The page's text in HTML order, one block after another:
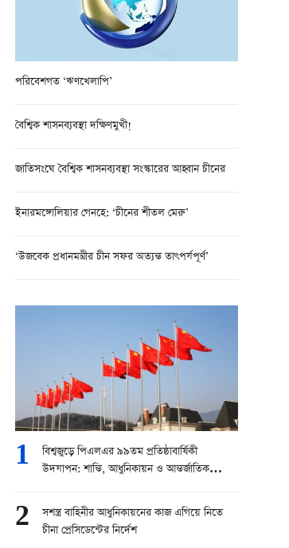
পরিবেশগত ‘ঋণখেলাপি’
বৈশ্বিক শাসনব্যবস্থা দক্ষিণমুখী!
জাতিসংঘে বৈশ্বিক শাসনব্যবস্থা সংস্কারের আহ্বান চীনের
ইনারমঙ্গোলিয়ার গেনহে: ‘চীনের শীতল মেরু’
‘উজবেক প্রধানমন্ত্রীর চীন সফর অত্যন্ত তাৎপর্যপূর্ণ’
1
বিশ্বজুড়ে পিএলএর ৯৯তম প্রতিষ্ঠাবার্ষিকী
উদযাপন: শান্তি, আধুনিকায়ন ও আন্তর্জাতিক
2
সশস্ত্র বাহিনীর আধুনিকায়নের কাজ এগিয়ে নিতে
চীনা প্রেসিডেন্টের নির্দেশ